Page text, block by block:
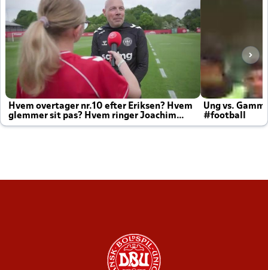
Hvem overtager nr.10 efter Eriksen? Hvem
glemmer sit pas? Hvem ringer Joachim
altid til efter kampe?
Ung vs.
#football